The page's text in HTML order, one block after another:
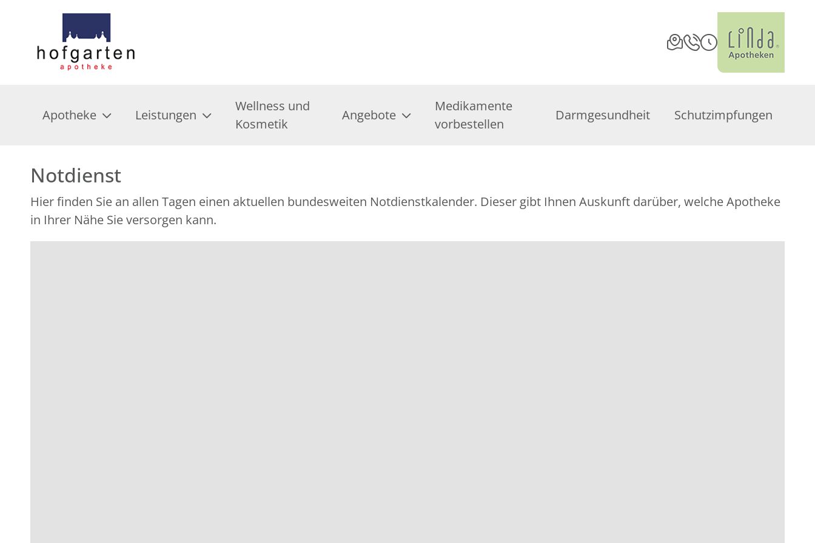
Apotheke Leistungen
Wellness und
Kosmetik
Angebote
Medikamente
vorbestellen
Darmgesundheit Schutzimpfungen
Notdienst
Hier finden Sie an allen Tagen einen aktuellen bundesweiten Notdienstkalender. Dieser gibt Ihnen Auskunft darüber, welche Apotheke
in Ihrer Nähe Sie versorgen kann.